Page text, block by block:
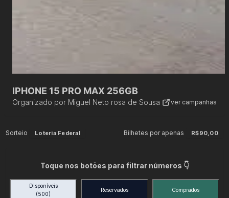
IPHONE 15 PRO MAX 256GB
Organizado por Miguel Neto rosa de Sousa ver campanhas
Sorteio Loteria Federal Bilhetes por apenas R$90,00
Toque nos botões para filtrar números 👇
Disponíveis
(500)
Reservados Comprados